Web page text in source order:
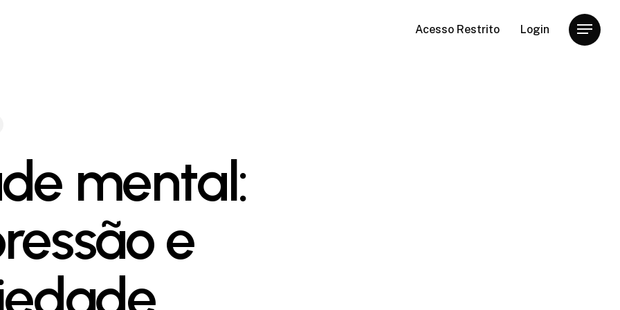
Acesso Restrito Login Menu
mental:
e